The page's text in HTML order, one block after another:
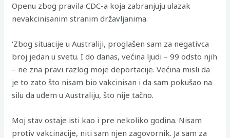
Openu zbog pravila CDC-a koja zabranjuju ulazak
nevakcinisanim stranim državljanima.
‘Zbog situacije u Australiji, proglašen sam za negativca
broj jedan u svetu. I do danas, većina ljudi – 99 odsto njih
– ne zna pravi razlog moje deportacije. Većina misli da
je to zato što nisam bio vakcinisan i da sam pokušao na
silu da uđem u Australiju, što nije tačno.
Moj stav ostaje isti kao i pre nekoliko godina. Nisam
protiv vakcinacije, niti sam njen zagovornik. Ja sam za